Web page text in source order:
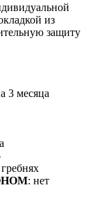
из
защиту
3 месяца
: нет